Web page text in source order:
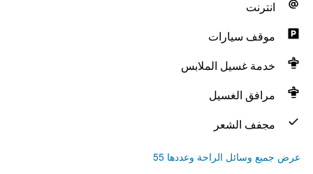
انترنت
موقف سيارات
خدمة غسيل الملابس
مرافق الغسيل
مجفف الشعر
عرض جميع وسائل الراحة وعددها 55